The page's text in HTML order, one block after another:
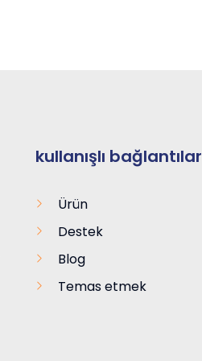
kullanışlı bağlantılar
Ürün
Destek
Blog
Temas etmek